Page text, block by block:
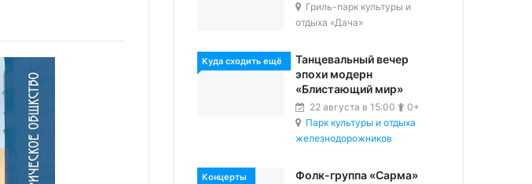
Гриль-парк культуры и
отдыха «Дача»
Куда сходить ещё
Танцевальный вечер
эпохи модерн
«Блистающий мир»
22 августа в 15:00
0+
Парк культуры и отдыха
железнодорожников
Концерты Фолк-группа «Сарма»